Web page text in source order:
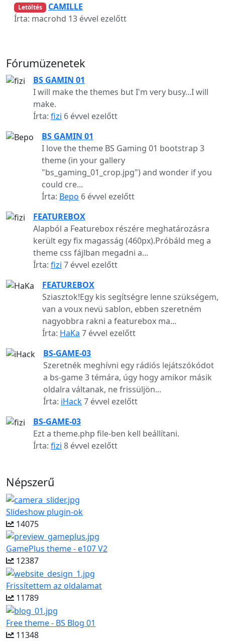
Letöltés
CAMILLE
Írta: macrohd 13 évvel ezelőtt
Fórumüzenetek
BS GAMIN 01
I will make the themes but I'm very busy...I will
make.
Írta: fizi 6 évvel ezelőtt
BS GAMIN 01
I love the theme BS Gaming 01 bootstrap 3
theme (in your gallery
"bs_gaming_01_crop.jpg") and wonder if you
could cre...
Írta: Bepo 6 évvel ezelőtt
FEATUREBOX
Alapból a Featurebox részére meghatározásra
került egy fix magasság (460px).Próbáld meg a
theme css fájlban megadni a...
Írta: fizi 7 évvel ezelőtt
FEATUREBOX
Sziasztok!Egy kis segítségre lenne szükségem,
van a voux nevü sablon, ebben szeretném
nagyobbra rakni a featurebox ma...
Írta: HaKa 7 évvel ezelőtt
BS-GAME-03
Szeretnék meghívni egy rádiós lejátszókódot
a bs-game 3 témára, úgy hogy amikor másik
oldalra váltanak, ne frissüljön...
Írta: iHack7 évvel ezelőtt
BS-GAME-03
Ezt a theme.php file-ben kell beállítani.
Írta: fizi 8 évvel ezelőtt
Népszerű
Slideshow plugin-ok
14075
GamePlus theme - e107 V2
12387
Frissítettem az oldalamat
11789
Free theme - BS Blog 01
11348